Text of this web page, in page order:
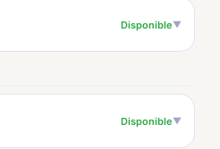
Disponible▼
Disponible▼